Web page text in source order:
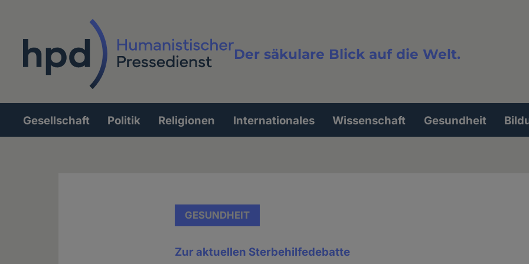
Der säkulare Blick auf die Welt.
Volltextsuche
Hauptnavigation
Gesellschaft Politik Religionen Internationales Wissenschaft Gesundheit
GESUNDHEIT
Zur aktuellen Sterbehilfedebatte